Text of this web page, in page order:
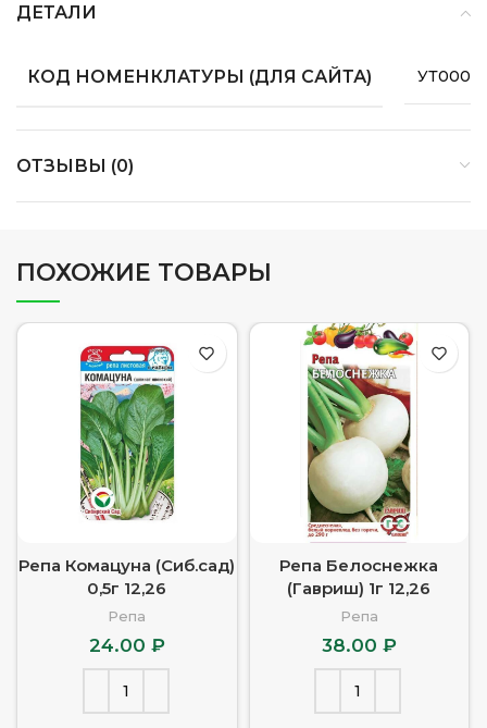
ДЕТАЛИ
КОД НОМЕНКЛАТУРЫ (ДЛЯ САЙТА)
ОТЗЫВЫ (0)
ПОХОЖИЕ ТОВАРЫ
Репа Комацуна (Сиб.сад)
0,5г 12,26
Репа
24.00 ₽
Репа Белоснежка
(Гавриш) 1г 12,26
Репа
38.00 ₽